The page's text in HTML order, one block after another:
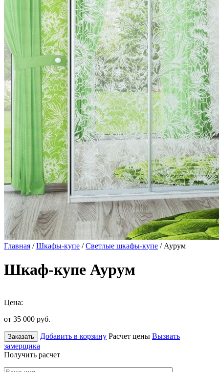
Главная /Шкафы-купе /Светлые шкафы-купе / Аурум
Шкаф-купе Аурум
Цена:
от 35 000 руб.
Заказать Добавить в корзину Расчет цены Вызвать
замерщика
Получить расчет